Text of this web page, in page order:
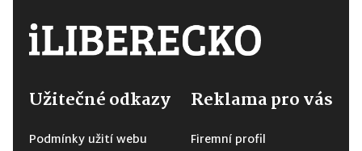
Užitečné odkazy
Podmínky užití webu
Reklama pro vás
Firemní profil